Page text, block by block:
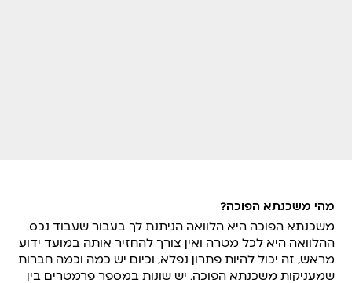
מהי משכנתא הפוכה?
משכנתא הפוכה היא הלוואה הניתנת לך בעבור שעבוד נכס.
ההלוואה היא לכל מטרה ואין צורך להחזיר אותה במועד ידוע
מראש, זה יכול להיות פתרון נפלא, וכיום יש כמה וכמה חברות
שמעניקות משכנתא הפוכה. יש שונות במספר פרמטרים בין